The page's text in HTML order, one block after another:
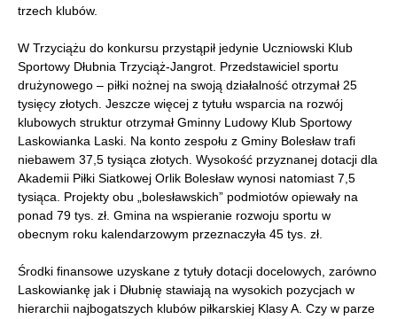
trzech klubów.
W Trzyciążu do konkursu przystąpił jedynie Uczniowski Klub
Sportowy Dłubnia Trzyciąż-Jangrot. Przedstawiciel sportu
drużynowego – piłki nożnej na swoją działalność otrzymał 25
tysięcy złotych. Jeszcze więcej z tytułu wsparcia na rozwój
klubowych struktur otrzymał Gminny Ludowy Klub Sportowy
Laskowianka Laski. Na konto zespołu z Gminy Bolesław trafi
niebawem 37,5 tysiąca złotych. Wysokość przyznanej dotacji dla
Akademii Piłki Siatkowej Orlik Bolesław wynosi natomiast 7,5
tysiąca. Projekty obu „bolesławskich” podmiotów opiewały na
ponad 79 tys. zł. Gmina na wspieranie rozwoju sportu w
obecnym roku kalendarzowym przeznaczyła 45 tys. zł.
Środki finansowe uzyskane z tytuły dotacji docelowych, zarówno
Laskowiankę jak i Dłubnię stawiają na wysokich pozycjach w
hierarchii najbogatszych klubów piłkarskiej Klasy A. Czy w parze